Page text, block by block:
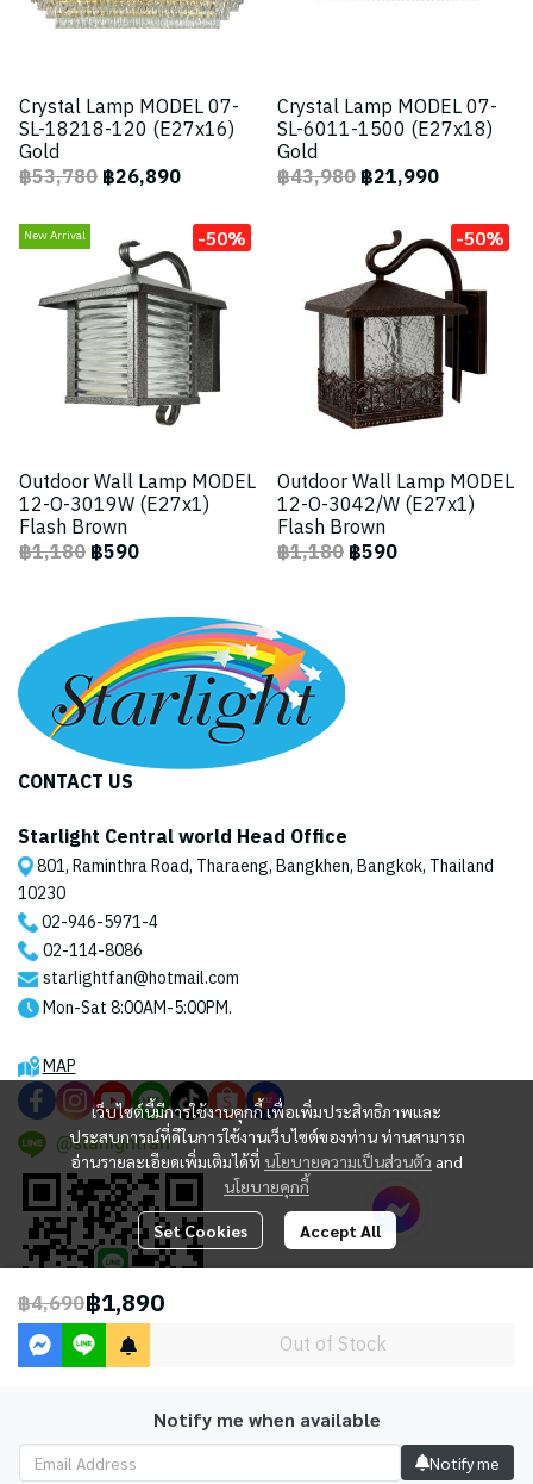
Crystal Lamp MODEL 07-
SL-18218-120 (E27x16)
Gold
฿53,780฿26,890
Crystal Lamp MODEL 07-
SL-6011-1500 (E27x18)
Gold
฿43,980฿21,990
New Arrival -50%
Outdoor Wall Lamp MODEL
12-O-3019W (E27x1)
Flash Brown
฿1,180฿590
-50%
Outdoor Wall Lamp MODEL
12-O-3042/W (E27x1)
Flash Brown
฿1,180฿590
฿4,690฿1,890
Out of Stock
Notify me when available
Notify me
เว็บไซต์นี้มีการใช้งานคุกกี้ เพื่อเพิ่มประสิทธิภาพและ
ประสบการณ์ที่ดีในการใช้งานเว็บไซต์ของท่าน ท่านสามารถ
อ่านรายละเอียดเพิ่มเติมได้ที่ นโยบายความเป็นส่วนตัว and
นโยบายคุกกี้
Set Cookies Accept All
CONTACT US
Starlight Central world Head Office
801, Raminthra Road, Tharaeng, Bangkhen, Bangkok, Thailand
10230
02-946-5971-4
02-114-8086
starlightfan@hotmail.com
Mon-Sat 8:00AM-5:00PM.
MAP
@starlightfan
2023 © STARLIGHT CENTRAL WORLD CO., LTD